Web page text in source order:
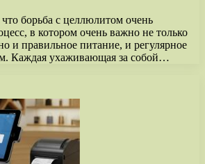
борьба с целлюлитом очень
в котором очень важно не только
и правильное питание, и регулярное
Каждая ухаживающая за собой…